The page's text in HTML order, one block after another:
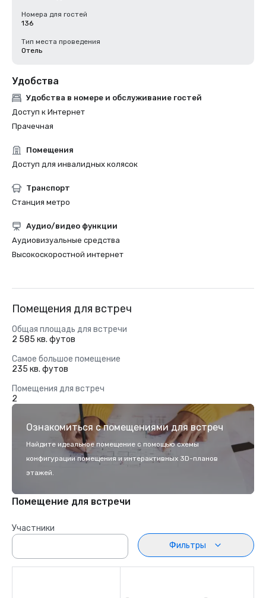
Номера для гостей
136
Тип места проведения
Отель
Удобства
Удобства в номере и обслуживание гостей
Доступ к Интернет
Прачечная
Помещения
Доступ для инвалидных колясок
Транспорт
Станция метро
Аудио/видео функции
Аудиовизуальные средства
Высокоскоростной интернет
Помещения для встреч
Общая площадь для встречи
2 585 кв. футов
Самое большое помещение
235 кв. футов
Помещения для встреч
2
Ознакомиться с помещениями для встреч
Найдите идеальное помещение с помощью схемы
конфигурации помещения и интерактивных 3D-планов
этажей.
Помещение для встречи
Участники
Фильтры